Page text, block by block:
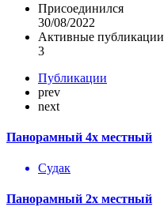
Присоединился
30/08/2022
Активные публикации
3
Публикации
prev
next
Панорамный 4х местный
Судак
Панорамный 2х местный